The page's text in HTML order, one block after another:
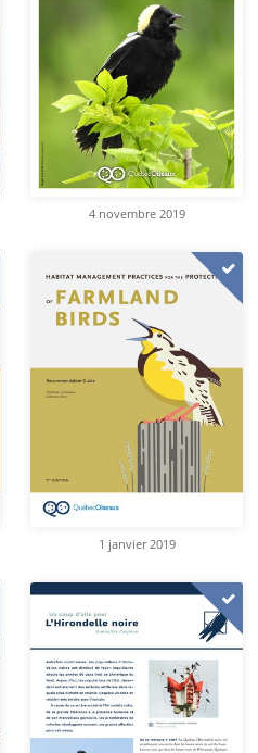
4 novembre 2019
1 janvier 2019